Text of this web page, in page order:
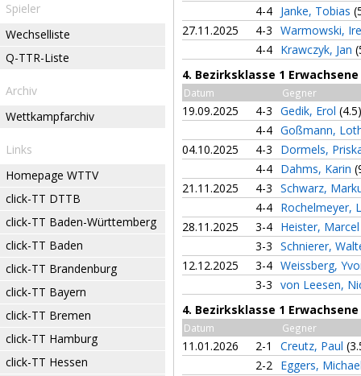
Spieler
Wechselliste
Q-TTR-Liste
Archiv
Wettkampfarchiv
Links
Homepage WTTV
click-TT DTTB
click-TT Baden-Württemberg
click-TT Baden
click-TT Brandenburg
click-TT Bayern
click-TT Bremen
click-TT Hamburg
click-TT Hessen
4-4 Janke, Tobias
27.11.2025
4-3 Warmowski,
4-4 Krawczyk, Jan
4. Bezirksklasse 1
Datum Gegner
19.09.2025 4-3 Gedik, Erol (4.5)
4-4 Goßmann,
04.10.2025
4-3
Dormels,
4-4 Dahms, Karin
21.11.2025
4-3 Schwarz,
4-4 Rochelmeyer,
28.11.2025
3-4 Heister,
3-3 Schnierer,
12.12.2025
3-4 Weissberg,
3-3 von Leesen,
4. Bezirksklasse 1
Datum Gegner
11.01.2026 2-1 Creutz, Paul
2-2 Eggers,